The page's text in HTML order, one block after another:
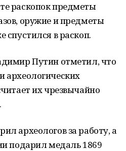
раскопок предметы
оружие и предметы
спустился в раскоп.
Путин отметил, что
археологических
их чрезвычайно
археологов за работу, а
подарил медаль 1869